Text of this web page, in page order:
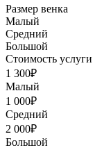
Размер венка
Малый
Средний
Большой
Стоимость услуги
1 300₽
Малый
1 000₽
Средний
2 000₽
Большой